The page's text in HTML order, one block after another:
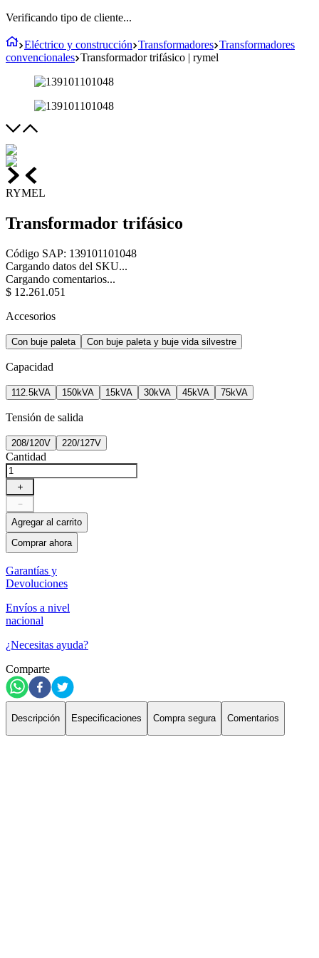
Verificando tipo de cliente...
Eléctrico y construcción Transformadores Transformadores
convencionales Transformador trifásico | rymel
RYMEL
Transformador trifásico
Código SAP: 139101101048
Cargando datos del SKU...
Cargando comentarios...
$ 12.261 .051
Accesorios
Con buje paleta Con buje paleta y buje vida silvestre
Capacidad
112.5kVA 150kVA 15kVA 30kVA 45kVA 75kVA
Tensión de salida
208/120V 220/127V
Cantidad
＋
－
Agregar al carrito
Comprar ahora
Garantías y
Devoluciones
Envíos a nivel
nacional
¿Necesitas ayuda?
Comparte
Descripción Especificaciones Compra segura Comentarios